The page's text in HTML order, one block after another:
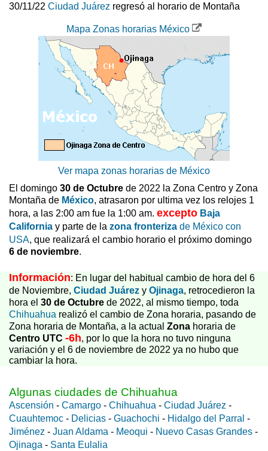
30/11/22 Ciudad Juárez regresó al horario de Montaña
Mapa Zonas horarias México
Ver mapa zonas horarias de México
El domingo 30 de Octubre de 2022 la Zona Centro y Zona
Montaña de México, atrasaron por ultima vez los relojes 1
hora, a las 2:00 am fue la 1:00 am. excepto Baja
California y parte de la zona fronteriza de México con
USA, que realizará el cambio horario el próximo domingo
6 de noviembre.
Información: En lugar del habitual cambio de hora del 6
de Noviembre, Ciudad Juárez y Ojinaga, retrocedieron la
hora el 30 de Octubre de 2022, al mismo tiempo, toda
Chihuahua realizó el cambio de Zona horaria, pasando de
Zona horaria de Montaña, a la actual Zona horaria de
Centro UTC -6h, por lo que la hora no tuvo ninguna
variación y el 6 de noviembre de 2022 ya no hubo que
cambiar la hora.
Algunas ciudades de Chihuahua
Ascensión - Camargo - Chihuahua - Ciudad Juárez -
Cuauhtemoc - Delicias - Guachochi - Hidalgo del Parral -
Jiménez - Juan Aldama - Meoqui - Nuevo Casas Grandes -
Ojinaga - Santa Eulalia